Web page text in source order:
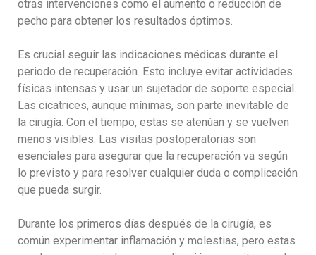
otras intervenciones como el aumento o reducción de
pecho para obtener los resultados óptimos.
Es crucial seguir las indicaciones médicas durante el
periodo de recuperación. Esto incluye evitar actividades
físicas intensas y usar un sujetador de soporte especial.
Las cicatrices, aunque mínimas, son parte inevitable de
la cirugía. Con el tiempo, estas se atenúan y se vuelven
menos visibles. Las visitas postoperatorias son
esenciales para asegurar que la recuperación va según
lo previsto y para resolver cualquier duda o complicación
que pueda surgir.
Durante los primeros días después de la cirugía, es
común experimentar inflamación y molestias, pero estas